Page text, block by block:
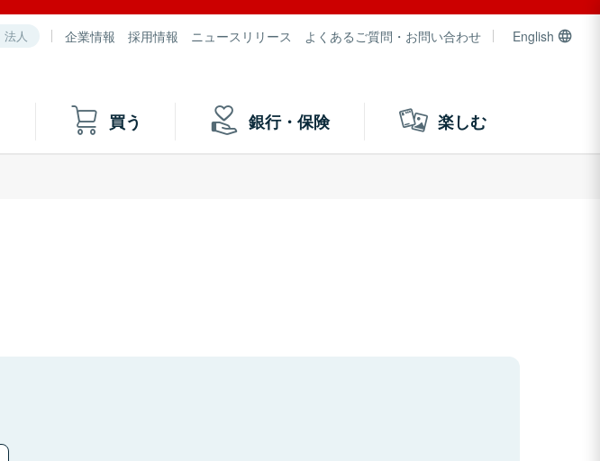
法人 企業情報 採用情報 ニュースリリース よくあるご質問・お問い合わせ English
買う 銀行・保険 楽しむ